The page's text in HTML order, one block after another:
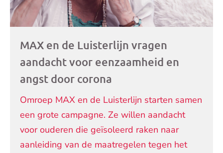
MAX en de Luisterlijn vragen
aandacht voor eenzaamheid en
angst door corona
Omroep MAX en de Luisterlijn starten samen
een grote campagne. Ze willen aandacht
voor ouderen die geïsoleerd raken naar
aanleiding van de maatregelen tegen het